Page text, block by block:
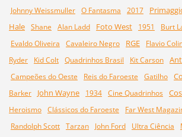
Johnny Weissmuller O Fantasma 2017
Hale Shane Alan Ladd Foto West 1951 Burt
Evaldo Oliveira
Cavaleiro Negro RGE Flavio
Ryder
Kid Colt Quadrinhos Brasil Kit Carson
Campeões do Oeste
Reis do Faroeste Gatilho
Barker
John Wayne 1934 Cine Quadrinhos
Heroismo Clássicos do Faroeste Far West
Randolph Scott Tarzan John Ford Ultra Ciência